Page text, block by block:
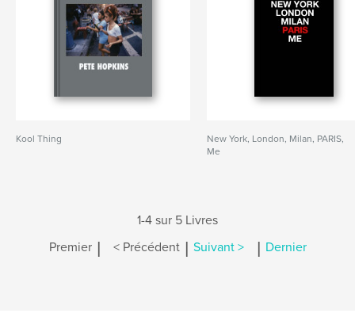
Kool Thing
New York, London, Milan, PARIS,
Me
1-4 sur 5 Livres
Premier | < Précédent | Suivant > | Dernier